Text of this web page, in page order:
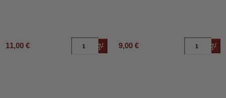
11,00 € Añadir al carrito
9,00 €